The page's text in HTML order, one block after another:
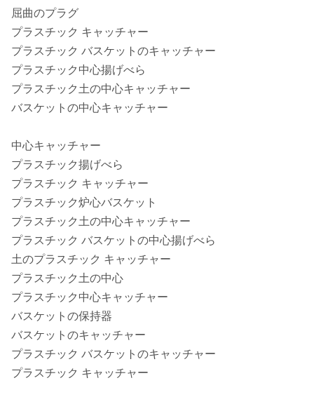
屈曲のプラグ
プラスチック キャッチャー
プラスチック バスケットのキャッチャー
プラスチック中心揚げべら
プラスチック土の中心キャッチャー
バスケットの中心キャッチャー
中心キャッチャー
プラスチック揚げべら
プラスチック キャッチャー
プラスチック炉心バスケット
プラスチック土の中心キャッチャー
プラスチック バスケットの中心揚げべら
土のプラスチック キャッチャー
プラスチック土の中心
プラスチック中心キャッチャー
バスケットの保持器
バスケットのキャッチャー
プラスチック バスケットのキャッチャー
プラスチック キャッチャー